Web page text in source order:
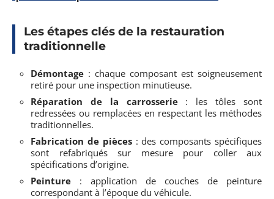
Les étapes clés de la restauration
traditionnelle
Démontage : chaque composant est soigneusement
retiré pour une inspection minutieuse.
Réparation de la carrosserie: les tôles sont
redressées ou remplacées en respectant les méthodes
traditionnelles.
Fabrication de pièces: des composants spécifiques
sont refabriqués sur mesure pour coller aux
spécifications d’origine.
Peinture : application de couches de peinture
correspondant à l’époque du véhicule.